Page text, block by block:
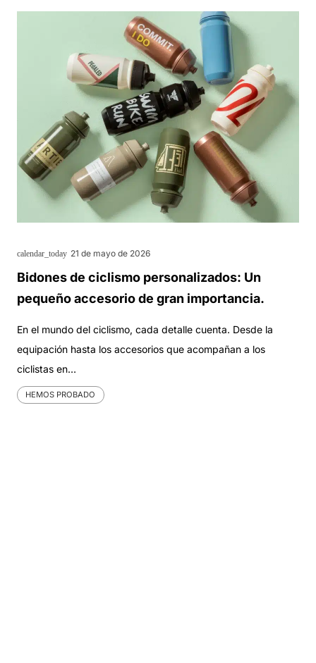
calendar_today 21 de mayo de 2026
Bidones de ciclismo personalizados: Un
pequeño accesorio de gran importancia.
En el mundo del ciclismo, cada detalle cuenta. Desde la
equipación hasta los accesorios que acompañan a los
ciclistas en…
HEMOS PROBADO